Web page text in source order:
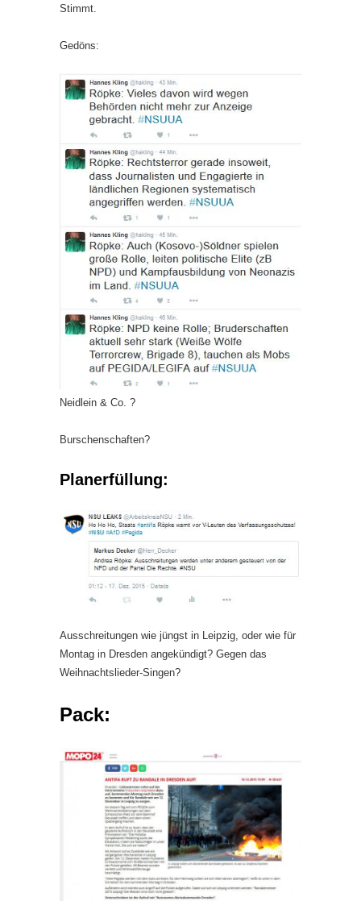
Stimmt.
Gedöns:
Neidlein & Co. ?
Burschenschaften?
Planerfüllung:
Ausschreitungen wie jüngst in Leipzig, oder wie für
Montag in Dresden angekündigt? Gegen das
Weihnachtslieder-Singen?
Pack: